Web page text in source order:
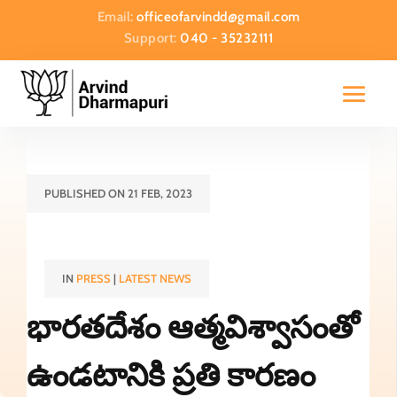
Email: officeofarvindd@gmail.com
Support:040 - 35232111
PUBLISHED ON 21 FEB, 2023
IN PRESS| LATEST NEWS
భారతదేశం ఆత్మవిశ్వాసంతో
ఉండటానికి ప్రతి కారణం